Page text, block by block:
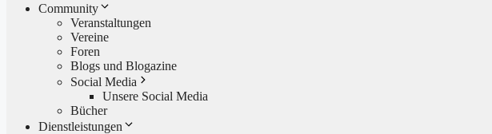
Community
Veranstaltungen
Vereine
Foren
Blogs und Blogazine
Social Media
Unsere Social Media
Bücher
Dienstleistungen